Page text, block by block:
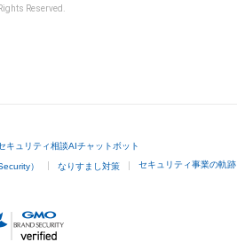
Reserved.
キュリティ相談AIチャットボット
） なりすまし対策 セキュリティ事業の軌跡